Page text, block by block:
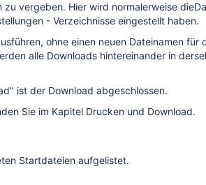
zu vergeben. Hier wird normalerweise
- Verzeichnisse eingestellt haben.
ohne einen neuen Dateinamen für
alle Downloads hintereinander in
ist der Download abgeschlossen.
Sie im Kapitel Drucken und Download.
Startdateien aufgelistet.